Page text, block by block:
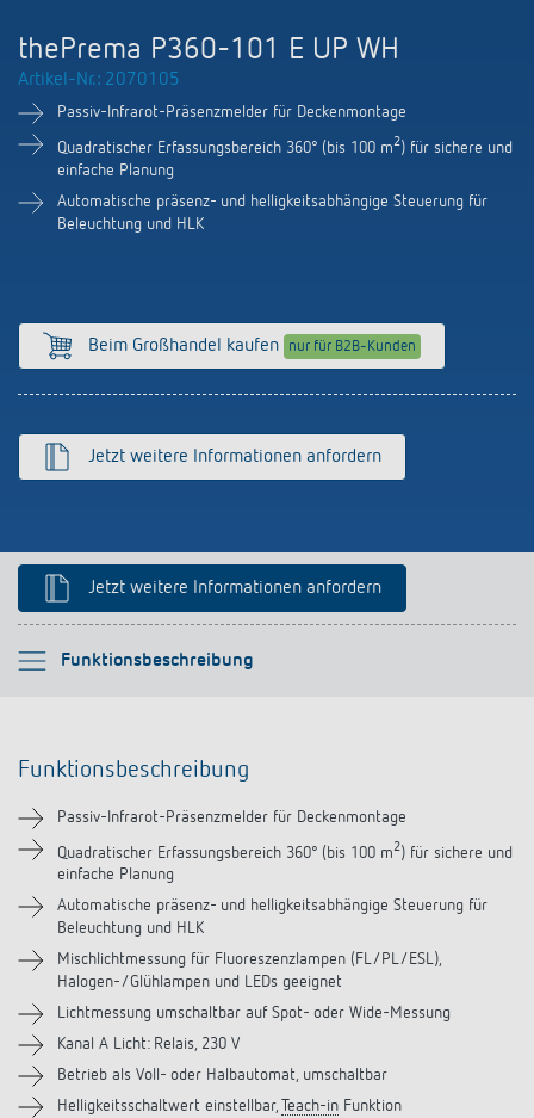
Apps
Referenzen
HEMS
Konformitätserklärungen
Nachhaltigkeit
Engagement
Design
Historie
Vertrieb Deutschland
Vertrieb Weltweit
Ansprechpartner OEM
thePrema P360-101 E UP WH
Artikel-Nr.: 2070105
Passiv-Infrarot-Präsenzmelder für Deckenmontage
Quadratischer Erfassungsbereich 360° (bis 100 m2) für sichere und
einfache Planung
Automatische präsenz- und helligkeitsabhängige Steuerung für
Beleuchtung und HLK
Beim Großhandel kaufen nur für B2B-Kunden
Jetzt weitere Informationen anfordern
Jetzt weitere Informationen anfordern
Funktionsbeschreibung
Bitte auswählen
Technische Informationen
Downloads
Zubehör
Ähnliche Produkte
Funktionsbeschreibung
Passiv-Infrarot-Präsenzmelder für Deckenmontage
Quadratischer Erfassungsbereich 360° (bis 100 m2) für sichere und
einfache Planung
Automatische präsenz- und helligkeitsabhängige Steuerung für
Beleuchtung und HLK
Mischlichtmessung für Fluoreszenzlampen (FL/PL/ESL),
Halogen-/Glühlampen und LEDs geeignet
Lichtmessung umschaltbar auf Spot- oder Wide-Messung
Kanal A Licht: Relais, 230 V
Betrieb als Voll- oder Halbautomat, umschaltbar
Helligkeitsschaltwert einstellbar, Teach-in Funktion